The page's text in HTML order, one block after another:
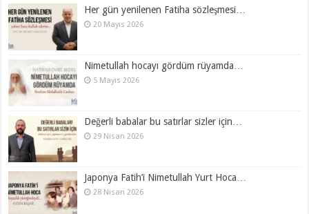
Her gün yenilenen Fatiha sözleşmesi…
20 Mayıs 2026
Nimetullah hocayı gördüm rüyamda…
5 Mayıs 2026
Değerli babalar bu satırlar sizler için…
29 Nisan 2026
Japonya Fatih’i Nimetullah Yurt Hoca…
28 Nisan 2026